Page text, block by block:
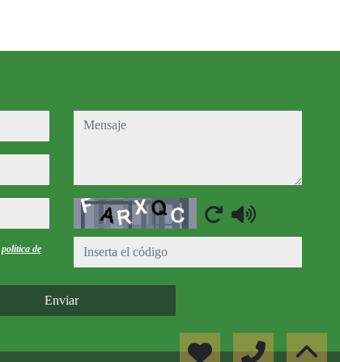
política de
mensaje
Captcha
Enviar